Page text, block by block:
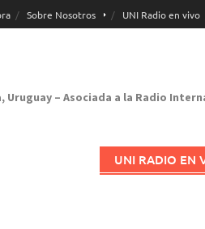
Sobre Nosotros UNI Radio en vivo
Uruguay – Asociada a la Radio
UNI RADIO EN